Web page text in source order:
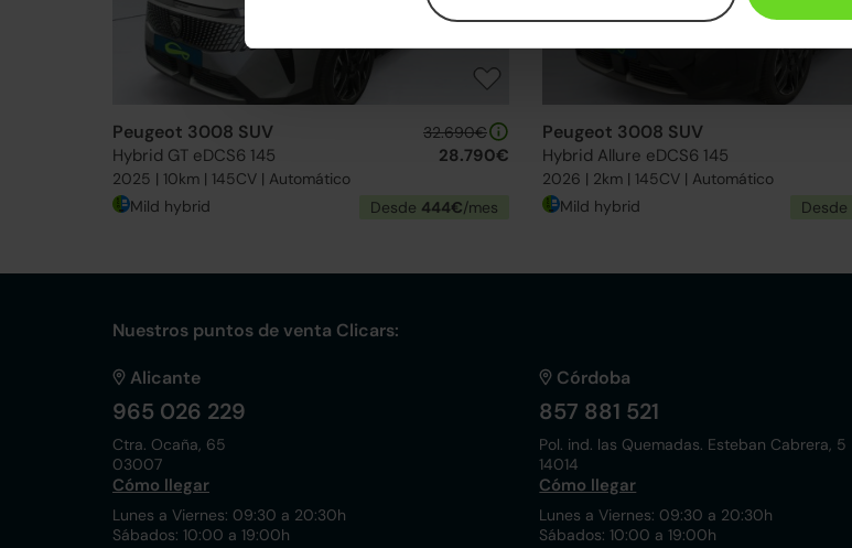
Peugeot 3008 SUV
Hybrid GT eDCS6 145
2025 | 10km | 145CV | Automático
32.690€
28.790€
Mild hybrid Desde 444€/mes
Peugeot 3008 SUV
Hybrid Allure eDCS6 145
2026 | 2km | 145CV | Automático
Mild hybrid Desde
Nuestros puntos de venta Clicars:
Alicante
965 026 229
Ctra. Ocaña, 65
03007
Cómo llegar
Lunes a Viernes: 09:30 a 20:30h
Sábados: 10:00 a 19:00h
Córdoba
857 881 521
Pol. ind. las Quemadas. Esteban Cabrera, 5
14014
Cómo llegar
Lunes a Viernes: 09:30 a 20:30h
Sábados: 10:00 a 19:00h